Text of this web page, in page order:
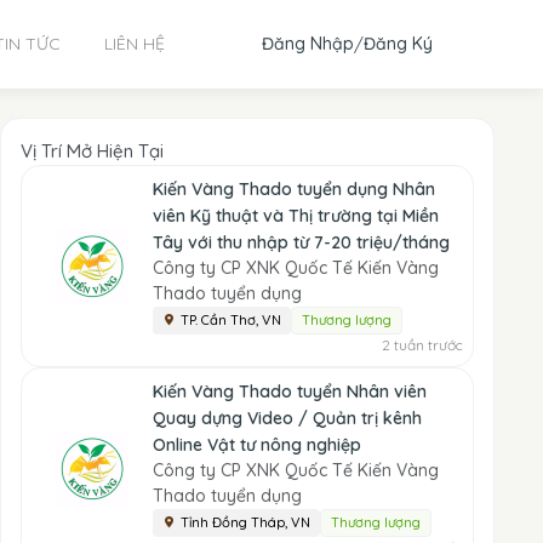
TỨC LIÊN HỆ Đăng Nhập/Đăng Ký
Vị Trí Mở Hiện Tại
Kiến Vàng Thado tuyển dụng Nhân
viên Kỹ thuật và Thị trường tại Miền
Tây với thu nhập từ 7-20 triệu/tháng
Công ty CP XNK Quốc Tế Kiến Vàng
Thado tuyển dụng
TP. Cần Thơ, VN Thương lượng
2 tuần trước
Kiến Vàng Thado tuyển Nhân viên
Quay dựng Video / Quản trị kênh
Online Vật tư nông nghiệp
Công ty CP XNK Quốc Tế Kiến Vàng
Thado tuyển dụng
Tỉnh Đồng Tháp, VN Thương lượng